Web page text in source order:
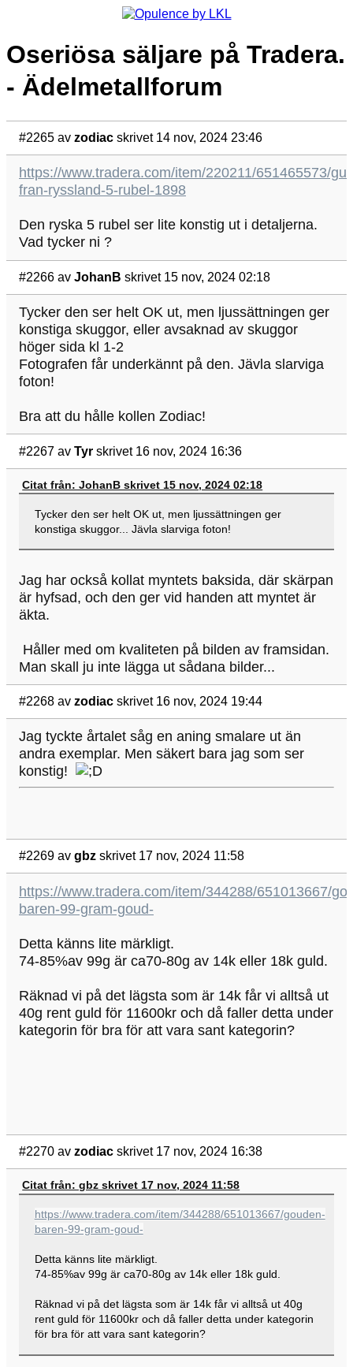
Oseriösa säljare på Tradera.
- Ädelmetallforum
#2265 av zodiac skrivet 14 nov, 2024 23:46
https://www.tradera.com/item/220211/651465573/
fran-ryssland-5-rubel-1898
Den ryska 5 rubel ser lite konstig ut i detaljerna.
Vad tycker ni ?
#2266 av JohanB skrivet 15 nov, 2024 02:18
Tycker den ser helt OK ut, men ljussättningen ger
konstiga skuggor, eller avsaknad av skuggor
höger sida kl 1-2
Fotografen får underkännt på den. Jävla slarviga
foton!
Bra att du hålle kollen Zodiac!
#2267 av Tyr skrivet 16 nov, 2024 16:36
Citat från: JohanB skrivet 15 nov, 2024 02:18
Tycker den ser helt OK ut, men ljussättningen ger
konstiga skuggor... Jävla slarviga foton!
Jag har också kollat myntets baksida, där skärpan
är hyfsad, och den ger vid handen att myntet är
äkta.
Håller med om kvaliteten på bilden av framsidan.
Man skall ju inte lägga ut sådana bilder...
#2268 av zodiac skrivet 16 nov, 2024 19:44
Jag tyckte årtalet såg en aning smalare ut än
andra exemplar. Men säkert bara jag som ser
konstig!
#2269 av gbz skrivet 17 nov, 2024 11:58
https://www.tradera.com/item/344288/651013667/
baren-99-gram-goud-
Detta känns lite märkligt.
74-85%av 99g är ca70-80g av 14k eller 18k guld.
Räknad vi på det lägsta som är 14k får vi alltså ut
40g rent guld för 11600kr och då faller detta under
kategorin för bra för att vara sant kategorin?
#2270 av zodiac skrivet 17 nov, 2024 16:38
Citat från: gbz skrivet 17 nov, 2024 11:58
https://www.tradera.com/item/344288/651013667/gouden-
baren-99-gram-goud-
Detta känns lite märkligt.
74-85%av 99g är ca70-80g av 14k eller 18k guld.
Räknad vi på det lägsta som är 14k får vi alltså ut 40g
rent guld för 11600kr och då faller detta under kategorin
för bra för att vara sant kategorin?